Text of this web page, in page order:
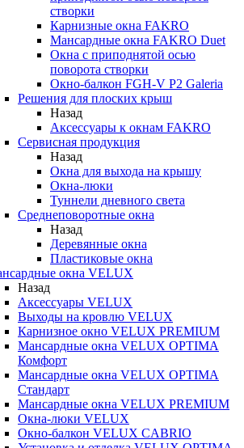
створки
Карнизные окна FAKRO
Мансардные окна FAKRO Duet
Окна с приподнятой осью
поворота створки
Окно-балкон FGH-V P2 Galeria
Решения для плоских крыш
Назад
Аксессуары к окнам FAKRO
Сервисная продукция
Назад
Окна для выхода на крышу
Окна-люки
Туннели дневного света
Среднеповоротные окна
Назад
Деревянные окна
Пластиковые окна
окна VELUX
Назад
Аксессуары VELUX
Выходы на кровлю VELUX
Карнизное окно VELUX PREMIUM
Мансардные окна VELUX OPTIMA
Комфорт
Мансардные окна VELUX OPTIMA
Стандарт
Мансардные окна VELUX PREMIUM
Окна-люки VELUX
Окно-балкон VELUX CABRIO